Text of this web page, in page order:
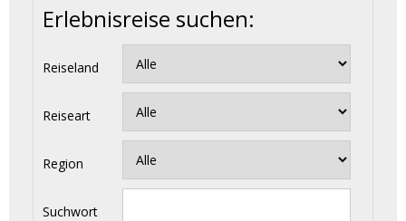
Erlebnisreise suchen:
Reiseland
Reiseart
Region
Suchwort